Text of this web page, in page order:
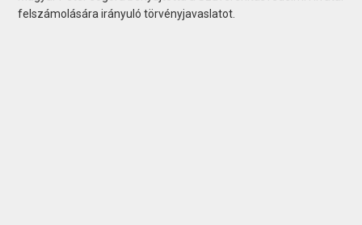
felszámolására irányuló törvényjavaslatot.